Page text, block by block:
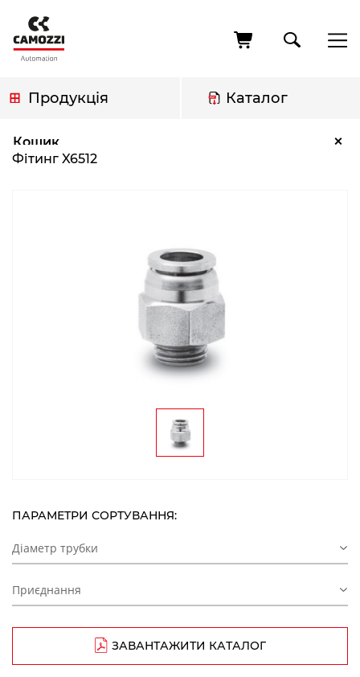
основного
вмісту
Продукція Каталог
Кошик ×
навіґації
Фітинг X6512
ПАРАМЕТРИ СОРТУВАННЯ:
Діаметр трубки
Приєднання
ЗАВАНТАЖИТИ КАТАЛОГ